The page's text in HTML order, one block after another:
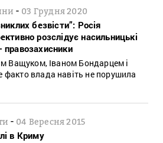
- 03 Грудня 2020
безвісти”: Росія
розслідує насильницькі
Ващуком, Іваном Бондарцем і
влада навіть не порушила
- 04 Вересня 2015
в Криму